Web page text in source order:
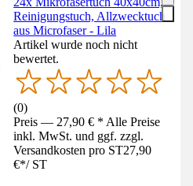
Reinigungstuch, Allzwecktuch
aus Microfaser - Lila
Artikel wurde noch nicht
bewertet.
(0)
Preis — 27,90 € * Alle Preise
inkl. MwSt. und ggf. zzgl.
Versandkosten pro ST27,90
€*/ ST